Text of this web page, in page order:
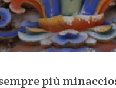
più